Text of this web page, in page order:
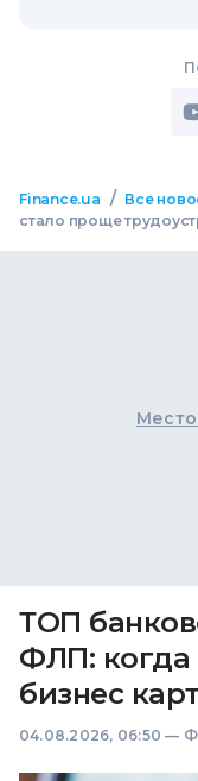
Finance.ua / Все
стало проще
ТОП
ФЛП: когда
бизнес
04.08.2026, 06:50 —